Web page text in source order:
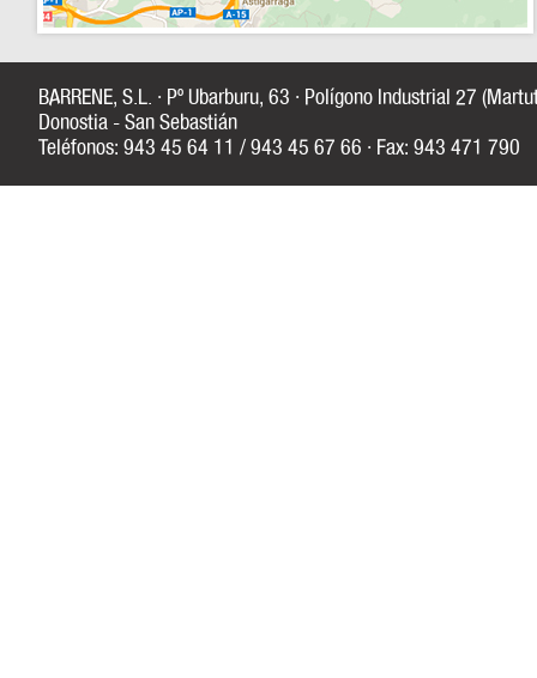
BARRENE, S.L. · Pº Ubarburu, 63 · Polígono Industrial 27
Donostia - San Sebastián
Teléfonos: 943 45 64 11 / 943 45 67 66 · Fax: 943 471 790